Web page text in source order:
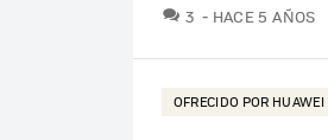
3 COMENTARIOS
HACE 5 AÑOS
OFRECIDO POR HUAWEI